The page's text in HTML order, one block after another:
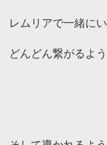
レムリアで一緒に
どんどん繋がるよ